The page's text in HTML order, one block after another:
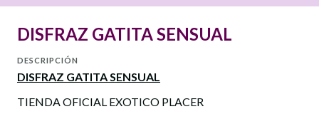
DISFRAZ GATITA SENSUAL
DESCRIPCIÓN
DISFRAZ GATITA SENSUAL
TIENDA OFICIAL EXOTICO PLACER